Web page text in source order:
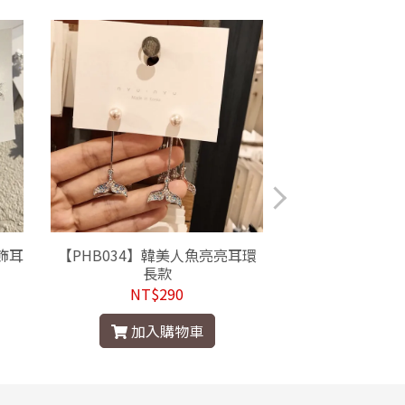
耳
【PHB034】韓美人魚亮亮耳環
長款
NT$290
加入購物車